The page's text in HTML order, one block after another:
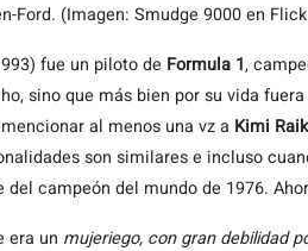
Ford. (Imagen: Smudge 9000 en
fue un piloto de Formula 1,
sino que más bien por su vida
al menos una vz a Kimi
son similares e incluso
campeón del mundo de 1976.
era un mujeriego, con gran debilidad